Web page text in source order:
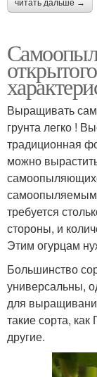
читать дальше →
Выращивать
грунта легко !
традиционная
можно
требуется
стороны, и
Этим огурцам
Большинство
универсальны,
для
такие сорта,
другие.